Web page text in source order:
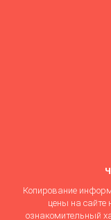
Копирование
цены на сайте
ознакомительный